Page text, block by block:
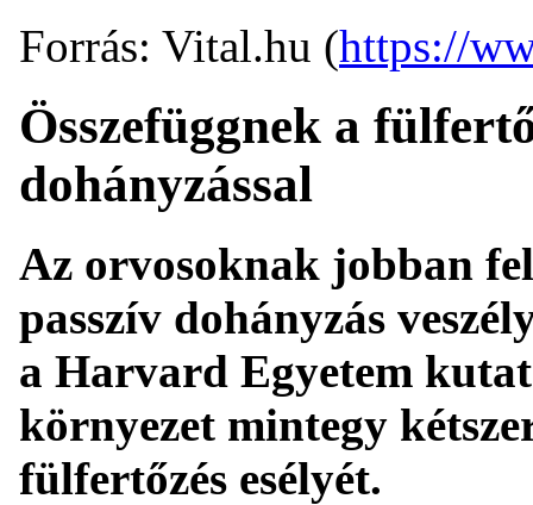
Forrás: Vital.hu (https://
Összefüggnek a
dohányzással
Az orvosoknak jobban
passzív dohányzás
a Harvard Egyetem
környezet mintegy
fülfertőzés esélyét.